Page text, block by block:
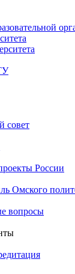
совет
России
Омского
вопросы